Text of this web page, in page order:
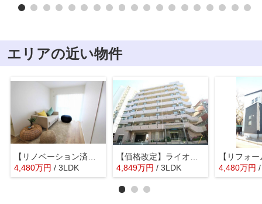
エリアの近い物件
【リノベーション済】西荻窪永谷マンション
4,480万円 / 3LDK
4,849万円 / 3LDK 4,480万円